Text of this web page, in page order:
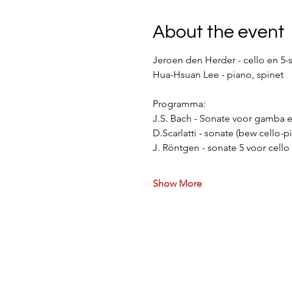
About the event
Jeroen den Herder - cello en 5-
Hua-Hsuan Lee - piano, spinet
Programma:
J.S. Bach - Sonate voor gamba
D.Scarlatti - sonate (bew cello-
J. Röntgen - sonate 5 voor
Show More